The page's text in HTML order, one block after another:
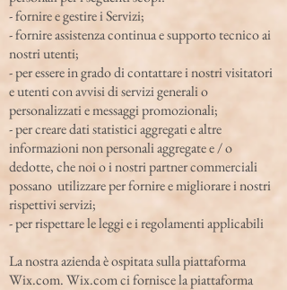
- fornire e gestire i Servizi;
- fornire assistenza continua e supporto tecnico ai
nostri utenti;
- per essere in grado di contattare i nostri visitatori
e utenti con avvisi di servizi generali o
personalizzati e messaggi promozionali;
- per creare dati statistici aggregati e altre
informazioni non personali aggregate e / o
dedotte, che noi o i nostri partner commerciali
possano utilizzare per fornire e migliorare i nostri
rispettivi servizi;
- per rispettare le leggi e i regolamenti applicabili
La nostra azienda è ospitata sulla piattaforma
Wix.com. Wix.com ci fornisce la piattaforma